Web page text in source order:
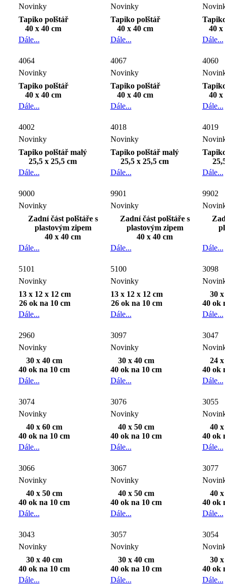
Novinky
Tapiko polštář
40 x 40 cm
Dále...
Novinky
Tapiko polštář
40 x 40 cm
Dále...
40 x
Dále...
4064
Novinky
Tapiko polštář
40 x 40 cm
Dále...
4067
Novinky
Tapiko polštář
40 x 40 cm
Dále...
4060
40 x
Dále...
4002
Novinky
Tapiko polštář malý
25,5 x 25,5 cm
Dále...
4018
Novinky
Tapiko polštář malý
25,5 x 25,5 cm
Dále...
4019
Dále...
9000
Novinky
Zadní část polštáře s
plastovým zipem
40 x 40 cm
Dále...
9901
Novinky
Zadní část polštáře s
plastovým zipem
40 x 40 cm
Dále...
9902
Dále...
5101
Novinky
13 x 12 x 12 cm
26 ok na 10 cm
Dále...
5100
Novinky
13 x 12 x 12 cm
26 ok na 10 cm
Dále...
3098
30
40 ok
Dále...
2960
Novinky
30 x 40 cm
40 ok na 10 cm
Dále...
3097
Novinky
30 x 40 cm
40 ok na 10 cm
Dále...
3047
24
40 ok
Dále...
3074
Novinky
40 x 60 cm
40 ok na 10 cm
Dále...
3076
Novinky
40 x 50 cm
40 ok na 10 cm
Dále...
3055
40
40 ok
Dále...
3066
Novinky
40 x 50 cm
40 ok na 10 cm
Dále...
3067
Novinky
40 x 50 cm
40 ok na 10 cm
Dále...
3077
40
40 ok
Dále...
3043
Novinky
30 x 40 cm
40 ok na 10 cm
Dále...
3057
Novinky
30 x 40 cm
40 ok na 10 cm
Dále...
3054
30
40 ok
Dále...